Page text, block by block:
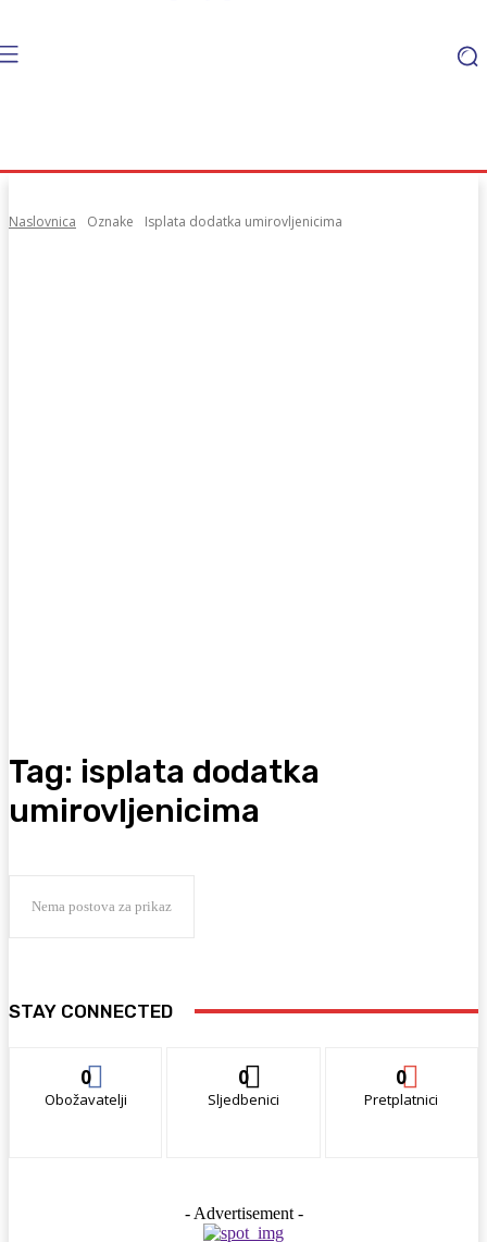
Naslovnica Oznake Isplata dodatka umirovljenicima
Tag: isplata dodatka
umirovljenicima
Nema postova za prikaz
STAY CONNECTED
0
Obožavatelji
0
Sljedbenici
0
Pretplatnici
- Advertisement -